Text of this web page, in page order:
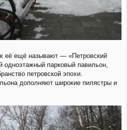
её ещё называют — «Петровский
одноэтажный парковый павильон,
петровской эпохи.
дополняют широкие пилястры и